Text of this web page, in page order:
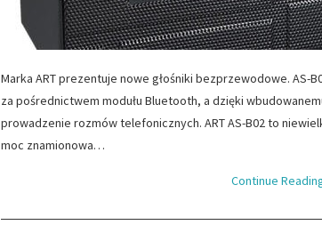
Marka ART prezentuje nowe głośniki bezprzewodowe. AS-
za pośrednictwem modułu Bluetooth, a dzięki
prowadzenie rozmów telefonicznych. ART AS-B02 to
moc znamionowa…
Continue